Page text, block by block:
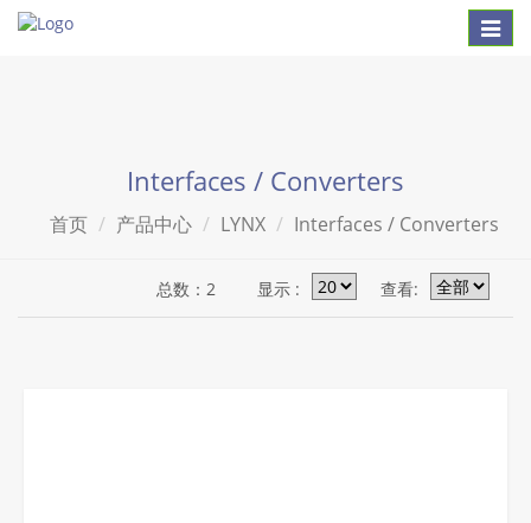
Toggle
Interfaces / Converters
首页 产品中心 LYNX Interfaces / Converters
查看:
显示 :
总数：2